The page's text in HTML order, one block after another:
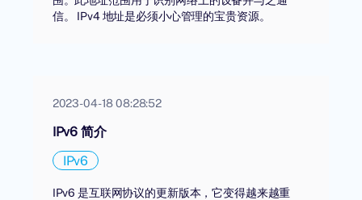
信。 IPv4 地址是必须小心管理的宝贵资源。
2023-04-18 08:28:52
IPv6 简介
IPv6
IPv6 是互联网协议的更新版本，它变得越来越重